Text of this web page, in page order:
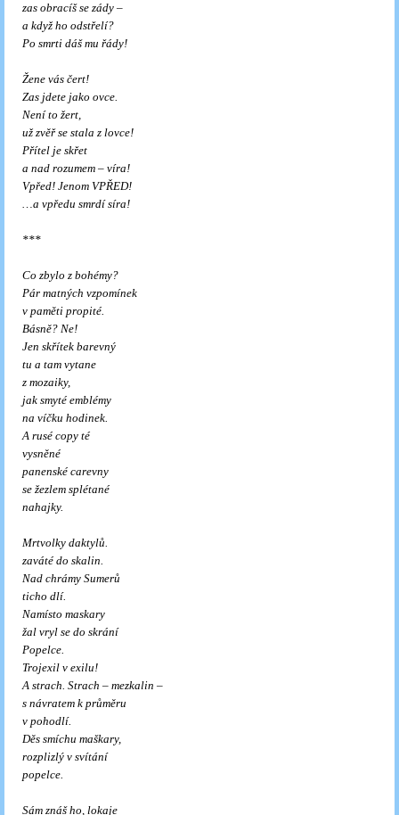
zas obracíš se zády –
a když ho odstřelí?
Po smrti dáš mu řády!
Žene vás čert!
Zas jdete jako ovce.
Není to žert,
už zvěř se stala z lovce!
Přítel je skřet
a nad rozumem – víra!
Vpřed! Jenom VPŘED!
…a vpředu smrdí síra!
***
Co zbylo z bohémy?
Pár matných vzpomínek
v paměti propité.
Básně? Ne!
Jen skřítek barevný
tu a tam vytane
z mozaiky,
jak smyté emblémy
na víčku hodinek.
A rusé copy té
vysněné
panenské carevny
se žezlem splétané
nahajky.
Mrtvolky daktylů.
zaváté do skalin.
Nad chrámy Sumerů
ticho dlí.
Namísto maskary
žal vryl se do skrání
Popelce.
Trojexil v exilu!
A strach. Strach – mezkalin –
s návratem k průměru
v pohodlí.
Děs smíchu maškary,
rozplizlý v svítání
popelce.
Sám znáš ho, lokaje